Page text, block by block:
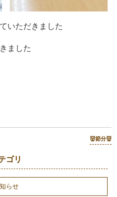
いただきました
ました
👹節分👹
ゴリ
らせ